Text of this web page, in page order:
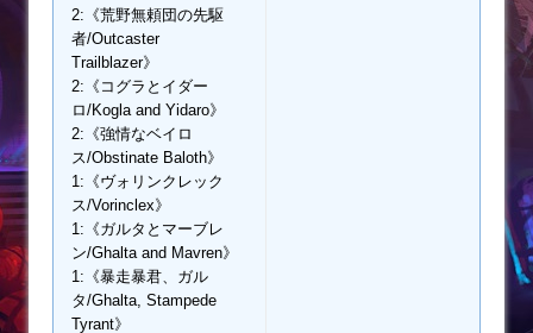
2:《荒野無頼団の先駆
者/Outcaster
Trailblazer》
2:《コグラとイダー
ロ/Kogla and Yidaro》
2:《強情なベイロ
ス/Obstinate Baloth》
1:《ヴォリンクレック
ス/Vorinclex》
1:《ガルタとマーブレ
ン/Ghalta and Mavren》
1:《暴走暴君、ガル
タ/Ghalta, Stampede
Tyrant》